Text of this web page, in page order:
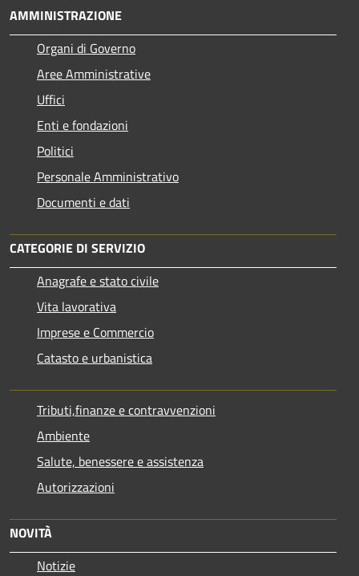
AMMINISTRAZIONE
Organi di Governo
Aree Amministrative
Uffici
Enti e fondazioni
Politici
Personale Amministrativo
Documenti e dati
CATEGORIE DI SERVIZIO
Anagrafe e stato civile
Vita lavorativa
Imprese e Commercio
Catasto e urbanistica
Tributi,finanze e contravvenzioni
Ambiente
Salute, benessere e assistenza
Autorizzazioni
NOVITÀ
Notizie